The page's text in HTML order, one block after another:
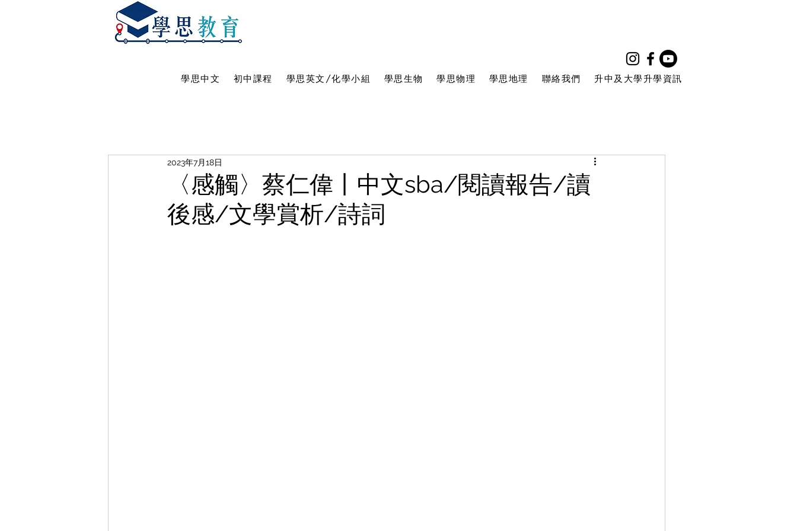
學思中文 初中課程 學思英文/化學小組 學思生物 學思物理 學思地理 聯絡我們 升中及大學升學資訊
〈感觸〉蔡仁偉丨中文sba/閱讀報告/讀
後感/文學賞析/詩詞
2023年7月18日